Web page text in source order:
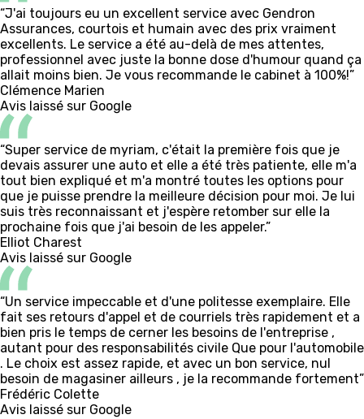
“J'ai toujours eu un excellent service avec Gendron
Assurances, courtois et humain avec des prix vraiment
excellents. Le service a été au-delà de mes attentes,
professionnel avec juste la bonne dose d'humour quand ça
allait moins bien. Je vous recommande le cabinet à 100%!”
Clémence Marien
Avis laissé sur Google
“Super service de myriam, c'était la première fois que je
devais assurer une auto et elle a été très patiente, elle m'a
tout bien expliqué et m'a montré toutes les options pour
que je puisse prendre la meilleure décision pour moi. Je lui
suis très reconnaissant et j'espère retomber sur elle la
prochaine fois que j'ai besoin de les appeler.”
Elliot Charest
Avis laissé sur Google
“Un service impeccable et d'une politesse exemplaire. Elle
fait ses retours d'appel et de courriels très rapidement et a
bien pris le temps de cerner les besoins de l'entreprise ,
autant pour des responsabilités civile Que pour l'automobile
. Le choix est assez rapide, et avec un bon service, nul
besoin de magasiner ailleurs , je la recommande fortement”
Frédéric Colette
Avis laissé sur Google